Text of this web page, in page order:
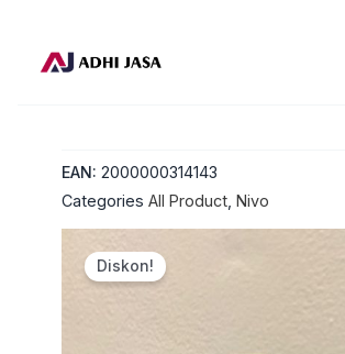
EAN: 2000000314143
Categories All Product Nivo
Diskon!